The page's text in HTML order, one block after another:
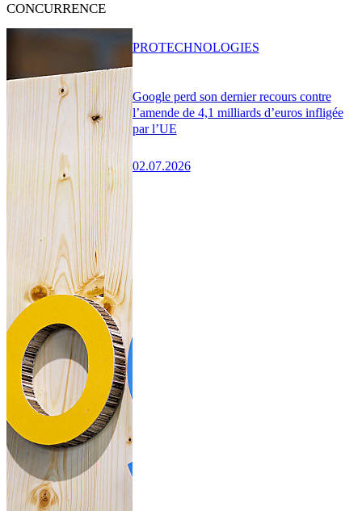
CONCURRENCE
Google perd son dernier recours contre
l’amende de 4,1 milliards d’euros infligée
par l’UE
02.07.2026
PROTECHNOLOGIES